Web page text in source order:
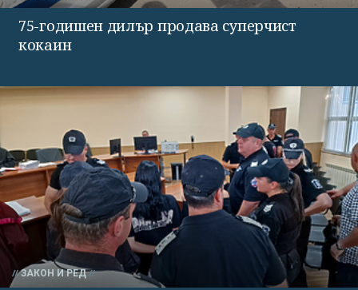
75-годишен дилър продава суперчист
кокаин
ЗАКОН И РЕД